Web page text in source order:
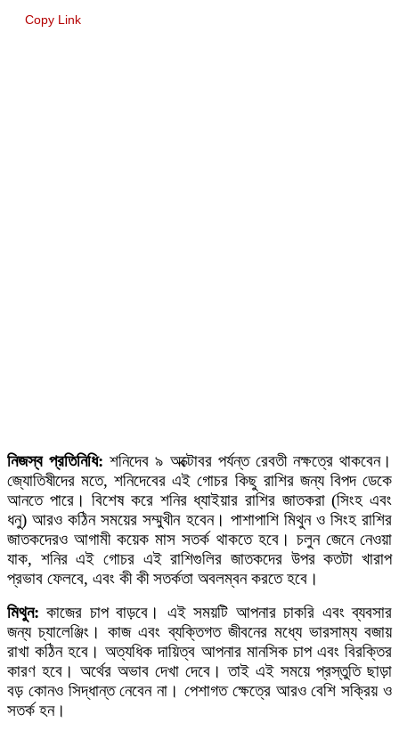
Copy Link
নিজস্ব প্রতিনিধি: শনিদেব ৯ অক্টোবর পর্যন্ত রেবতী নক্ষত্রে থাকবেন।
জ্যোতিষীদের মতে, শনিদেবের এই গোচর কিছু রাশির জন্য বিপদ ডেকে
আনতে পারে। বিশেষ করে শনির ধ্যাইয়ার রাশির জাতকরা (সিংহ এবং
ধনু) আরও কঠিন সময়ের সম্মুখীন হবেন। পাশাপাশি মিথুন ও সিংহ রাশির
জাতকদেরও আগামী কয়েক মাস সতর্ক থাকতে হবে। চলুন জেনে নেওয়া
যাক, শনির এই গোচর এই রাশিগুলির জাতকদের উপর কতটা খারাপ
প্রভাব ফেলবে, এবং কী কী সতর্কতা অবলম্বন করতে হবে।
মিথুন: কাজের চাপ বাড়বে। এই সময়টি আপনার চাকরি এবং ব্যবসার
জন্য চ্যালেঞ্জিং। কাজ এবং ব্যক্তিগত জীবনের মধ্যে ভারসাম্য বজায়
রাখা কঠিন হবে। অত্যধিক দায়িত্ব আপনার মানসিক চাপ এবং বিরক্তির
কারণ হবে। অর্থের অভাব দেখা দেবে। তাই এই সময়ে প্রস্তুতি ছাড়া
বড় কোনও সিদ্ধান্ত নেবেন না। পেশাগত ক্ষেত্রে আরও বেশি সক্রিয় ও
সতর্ক হন।